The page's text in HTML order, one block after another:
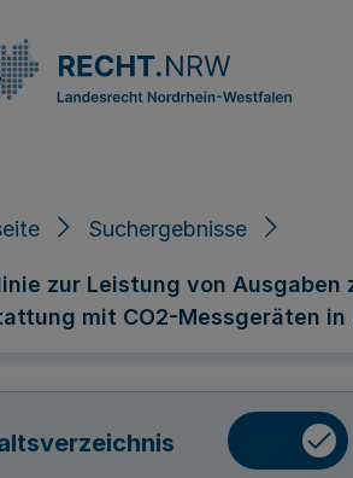
Suchergebnisse
zur Leistung von
mit CO2-Messgeräten